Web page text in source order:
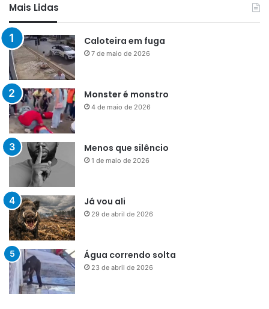
Mais Lidas
Caloteira em fuga
7 de maio de 2026
Monster é monstro
4 de maio de 2026
Menos que silêncio
1 de maio de 2026
Já vou ali
29 de abril de 2026
Água correndo solta
23 de abril de 2026